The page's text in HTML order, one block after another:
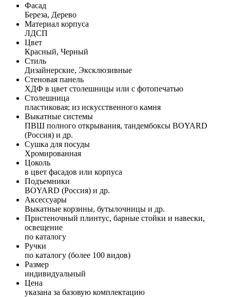
Фасад
Береза, Дерево
Материал корпуса
ЛДСП
Цвет
Красный, Черный
Стиль
Дизайнерские, Эксклюзивные
Стеновая панель
ХДФ в цвет столешницы или с фотопечатью
Столешница
пластиковая; из искусственного камня
Выкатные системы
ПВШ полного открывания, тандембоксы BOYARD
(Россия) и др.
Сушка для посуды
Хромированная
Цоколь
в цвет фасадов или корпуса
Подъемники
BOYARD (Россия) и др.
Аксессуары
Выкатные корзины, бутылочницы и др.
Пристеночный плинтус, барные стойки и навески,
освещение
по каталогу
Ручки
по каталогу (более 100 видов)
Размер
индивидуальный
Цена
указана за базовую комплектацию